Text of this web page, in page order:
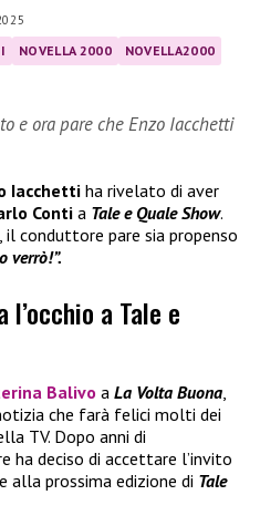
NOVELLA 2000
NOVELLA2000
e ora pare che Enzo Iacchetti
Iacchetti ha rivelato di aver
Conti a Tale e Quale Show.
conduttore pare sia propenso
verrò!”.
a Tale e
Balivo a La Volta Buona,
che farà felici molti dei
TV. Dopo anni di
ha deciso di accettare l’invito
alla prossima edizione di Tale